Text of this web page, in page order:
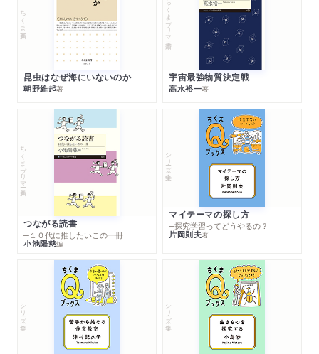
ちくま新書
昆虫はなぜ海にいないのか
朝野維起著
ちくまプリマー新書
宇宙最強物質決定戦
高水裕一著
ちくまプリマー新書
つながる読書
─１０代に推したいこの一冊
小池陽慈編
シリーズ・全集
マイテーマの探し方
─探究学習ってどうやるの？
片岡則夫著
シリーズ・全集 シリーズ・全集